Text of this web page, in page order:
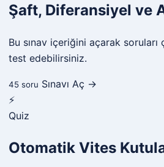
Şaft, Diferansiyel ve
Bu sınav içeriğini açarak
test edebilirsiniz.
45 soru Sınavı Aç →
⚡
Quiz
Otomatik Vites